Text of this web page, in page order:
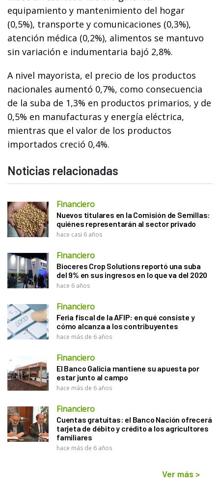
equipamiento y mantenimiento del hogar
(0,5%), transporte y comunicaciones (0,3%),
atención médica (0,2%), alimentos se mantuvo
sin variación e indumentaria bajó 2,8%.
A nivel mayorista, el precio de los productos
nacionales aumentó 0,7%, como consecuencia
de la suba de 1,3% en productos primarios, y de
0,5% en manufacturas y energía eléctrica,
mientras que el valor de los productos
importados creció 0,4%.
Noticias relacionadas
Financiero
Nuevos titulares en la Comisión de Semillas:
quiénes representarán al sector privado
hace casi 6 años
Financiero
Bioceres Crop Solutions reportó una suba
del 9% en sus ingresos en lo que va del 2020
hace 6 años
Financiero
Feria fiscal de la AFIP: en qué consiste y
cómo alcanza a los contribuyentes
hace más de 6 años
Financiero
El Banco Galicia mantiene su apuesta por
estar junto al campo
hace más de 6 años
Financiero
Cuentas gratuitas: el Banco Nación ofrecerá
tarjeta de débito y crédito a los agricultores
familiares
hace más de 6 años
Ver más >